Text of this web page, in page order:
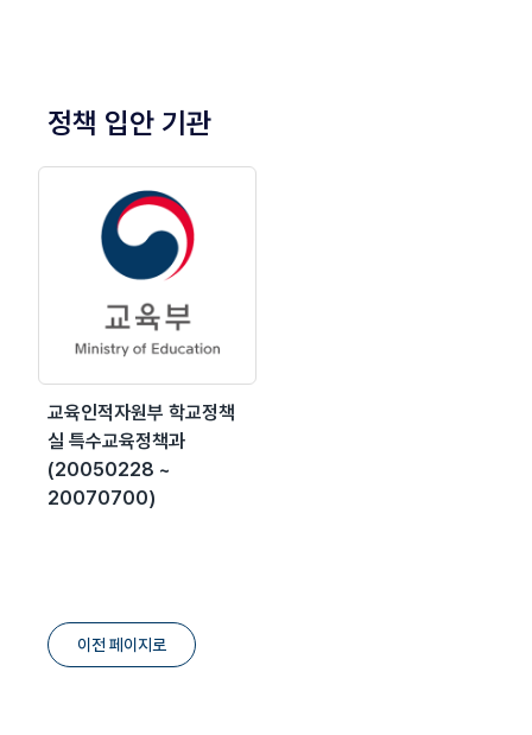
정책 입안 기관
교육인적자원부 학교정책
실 특수교육정책과
(20050228 ~
20070700)
이전 페이지로